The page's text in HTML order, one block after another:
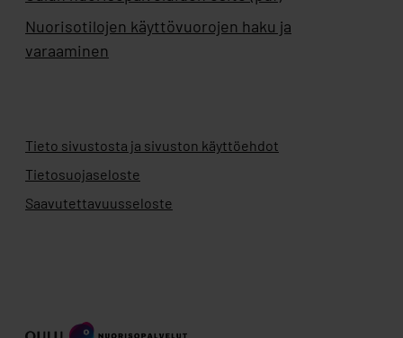
Nuorisotilojen käyttövuorojen haku ja
varaaminen
Tieto sivustosta ja sivuston käyttöehdot
Tietosuojaseloste
Saavutettavuusseloste